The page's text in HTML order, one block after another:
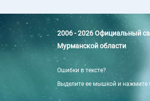
2006 - 2026 Официальный
Мурманской области
Ошибки в тексте?
Выделите ее мышкой и нажмите